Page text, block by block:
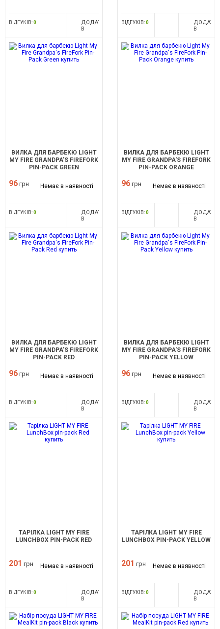
ВІДГУКІВ:0
ДОДАТИ
В
ВІДГУКІВ:0
ДОДАТИ
В
ВИЛКА ДЛЯ БАРБЕКЮ LIGHT
MY FIRE GRANDPA'S FIREFORK
PIN-PACK GREEN
96 грн Немає в наявності
ВІДГУКІВ:0
ДОДАТИ
В
ВИЛКА ДЛЯ БАРБЕКЮ LIGHT
MY FIRE GRANDPA'S FIREFORK
PIN-PACK ORANGE
96 грн Немає в наявності
ВІДГУКІВ:0
ДОДАТИ
В
ВИЛКА ДЛЯ БАРБЕКЮ LIGHT
MY FIRE GRANDPA'S FIREFORK
PIN-PACK RED
96 грн Немає в наявності
ВІДГУКІВ:0
ДОДАТИ
В
ВИЛКА ДЛЯ БАРБЕКЮ LIGHT
MY FIRE GRANDPA'S FIREFORK
PIN-PACK YELLOW
96 грн Немає в наявності
ВІДГУКІВ:0
ДОДАТИ
В
ТАРІЛКА LIGHT MY FIRE
LUNCHBOX PIN-PACK RED
201 грн Немає в наявності
ВІДГУКІВ:0
ДОДАТИ
В
ТАРІЛКА LIGHT MY FIRE
LUNCHBOX PIN-PACK YELLOW
201 грн Немає в наявності
ВІДГУКІВ:0
ДОДАТИ
В